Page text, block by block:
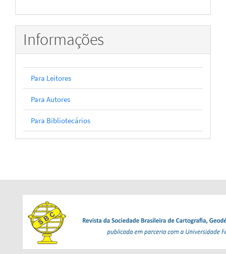
Informações
Para Leitores
Para Autores
Para Bibliotecários